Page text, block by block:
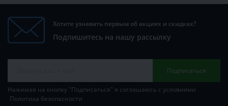
Хотите узнавать первым об акциях и скидках?
Подпишитесь на нашу рассылку
Подписаться
Нажимая на кнопку "Подписаться" я соглашаюсь с условиями
Политика безопасности